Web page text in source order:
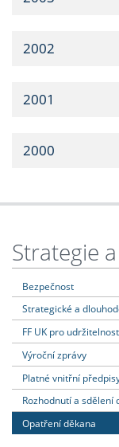
2002
2001
2000
Strategie
Bezpečnost
Strategické a
FF UK pro udržitelnost
Výroční zprávy
Platné vnitřní
Rozhodnutí a sdělení
Opatření děkana